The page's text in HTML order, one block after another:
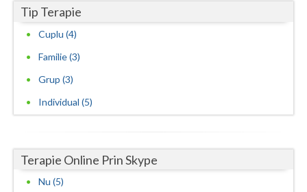
Tip Terapie
Cuplu (4)
Familie (3)
Grup (3)
Individual (5)
Terapie Online Prin Skype
Nu (5)